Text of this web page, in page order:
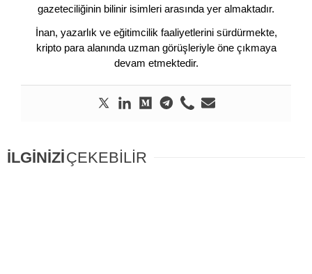
gazeteciliğinin bilinir isimleri arasında yer almaktadır.
İnan, yazarlık ve eğitimcilik faaliyetlerini sürdürmekte,
kripto para alanında uzman görüşleriyle öne çıkmaya
devam etmektedir.
İLGİNİZİÇEKEBİLİR